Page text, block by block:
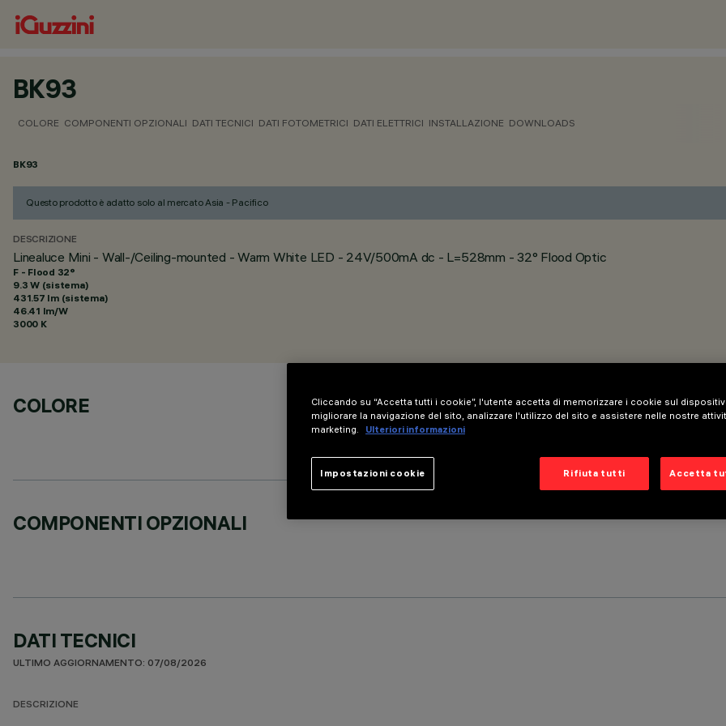
BK93
COLORE COMPONENTI OPZIONALI DATI TECNICI DATI FOTOMETRICI DATI ELETTRICI INSTALLAZIONE DOWNLOADS
BK93
Questo prodotto è adatto solo al mercato Asia - Pacifico
DESCRIZIONE
Linealuce Mini - Wall-/Ceiling-mounted - Warm White LED - 24V/500mA dc - L=528mm - 32° Flood Optic
F - Flood 32°
9.3 W (sistema)
431.57 lm (sistema)
46.41 lm/W
3000 K
COLORE
COMPONENTI OPZIONALI
DATI TECNICI
ULTIMO AGGIORNAMENTO: 07/08/2026
DESCRIZIONE
Cliccando su “Accetta tutti i cookie”, l'utente accetta di memorizzare i cookie sul
migliorare la navigazione del sito, analizzare l'utilizzo del sito e assistere nelle nostre
marketing.
Ulteriori informazioni
Rifiuta tutti Accetta
Impostazioni cookie